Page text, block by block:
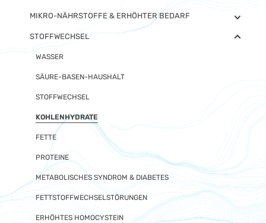
MIKRO-NÄHRSTOFFE & ERHÖHTER BEDARF
STOFFWECHSEL
WASSER
SÄURE-BASEN-HAUSHALT
STOFFWECHSEL
KOHLENHYDRATE
FETTE
PROTEINE
METABOLISCHES SYNDROM & DIABETES
FETTSTOFFWECHSELSTÖRUNGEN
ERHÖHTES HOMOCYSTEIN